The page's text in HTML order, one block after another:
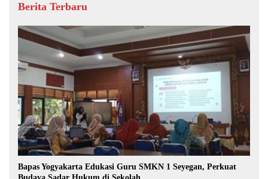
Berita Terbaru
Bapas Yogyakarta Edukasi Guru SMKN 1 Seyegan, Perkuat